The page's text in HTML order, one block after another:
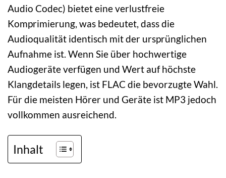
Audio Codec) bietet eine verlustfreie
Komprimierung, was bedeutet, dass die
Audioqualität identisch mit der ursprünglichen
Aufnahme ist. Wenn Sie über hochwertige
Audiogeräte verfügen und Wert auf höchste
Klangdetails legen, ist FLAC die bevorzugte Wahl.
Für die meisten Hörer und Geräte ist MP3 jedoch
vollkommen ausreichend.
Inhalt